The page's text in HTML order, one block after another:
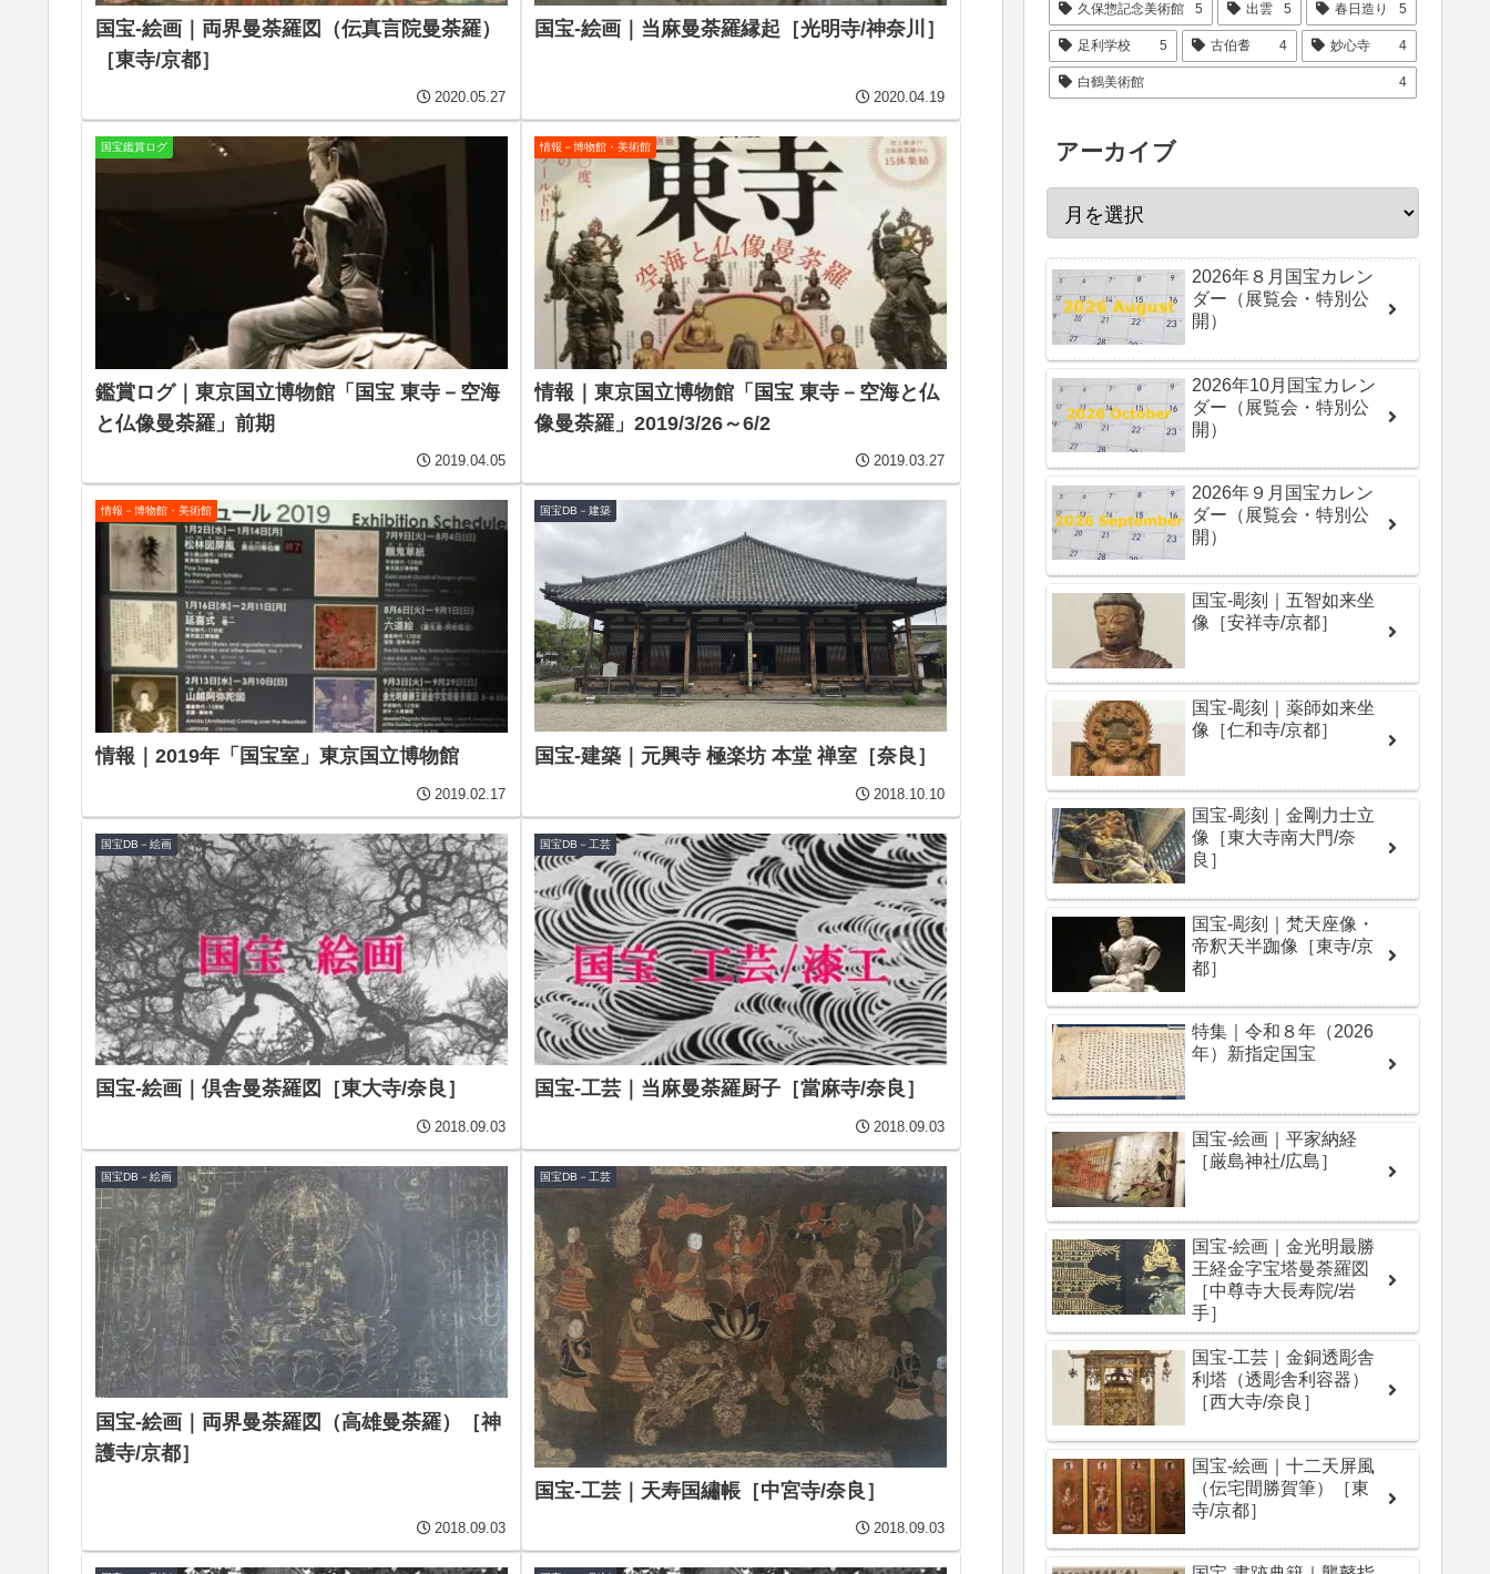
国宝-絵画｜両界曼荼羅図（伝真言院曼荼羅）
［東寺/京都］
2020.05.27
国宝-絵画｜当麻曼荼羅縁起［光明寺/神奈川］
2020.04.19
国宝鑑賞ログ
鑑賞ログ｜東京国立博物館「国宝 東寺－空海
と仏像曼荼羅」前期
2019.04.05
情報－博物館・美術館
情報｜東京国立博物館「国宝 東寺－空海と仏
像曼荼羅」2019/3/26～6/2
2019.03.27
情報－博物館・美術館
情報｜2019年「国宝室」東京国立博物館
2019.02.17
国宝DB－建築
国宝-建築｜元興寺 極楽坊 本堂 禅室［奈良］
2018.10.10
国宝DB－絵画
国宝-絵画｜倶舎曼荼羅図［東大寺/奈良］
2018.09.03
国宝DB－工芸
国宝-工芸｜当麻曼荼羅厨子［當麻寺/奈良］
2018.09.03
国宝DB－絵画
国宝-絵画｜両界曼荼羅図（高雄曼荼羅）［神
護寺/京都］
2018.09.03
国宝DB－工芸
国宝-工芸｜天寿国繡帳［中宮寺/奈良］
2018.09.03
久保惣記念美術館 5 出雲 5 春日造り 5
足利学校 5 古伯耆 4 妙心寺 4
白鶴美術館 4
アーカイブ
2026年８月国宝カレン
ダー（展覧会・特別公
開）
2026年10月国宝カレン
ダー（展覧会・特別公
開）
2026年９月国宝カレン
ダー（展覧会・特別公
開）
国宝-彫刻｜五智如来坐
像［安祥寺/京都］
国宝-彫刻｜薬師如来坐
像［仁和寺/京都］
国宝-彫刻｜金剛力士立
像［東大寺南大門/奈
良］
国宝-彫刻｜梵天座像・
帝釈天半跏像［東寺/京
都］
特集｜令和８年（2026
年）新指定国宝
国宝-絵画｜平家納経
［厳島神社/広島］
国宝-絵画｜金光明最勝
王経金字宝塔曼荼羅図
［中尊寺大長寿院/岩
手］
国宝-工芸｜金銅透彫舎
利塔（透彫舎利容器）
［西大寺/奈良］
国宝-絵画｜十二天屏風
（伝宅間勝賀筆）［東
寺/京都］